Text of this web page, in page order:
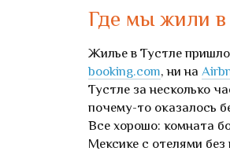
Где мы жили в
Жилье в Тустле
booking.com, ни на
Тустле за несколько
почему-то оказалось
Все хорошо: комната
Мексике с отелями без